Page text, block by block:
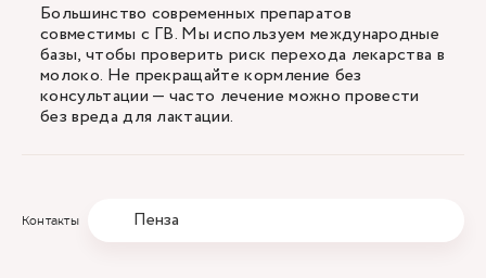
Большинство современных препаратов
совместимы с ГВ. Мы используем международные
базы, чтобы проверить риск перехода лекарства в
молоко. Не прекращайте кормление без
консультации — часто лечение можно провести
без вреда для лактации.
Контакты Пенза